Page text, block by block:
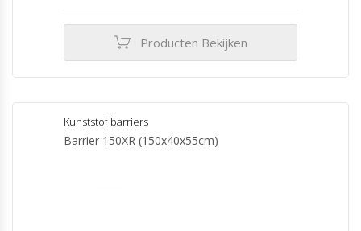
Producten Bekijken
Kunststof barriers
Barrier 150XR (150x40x55cm)